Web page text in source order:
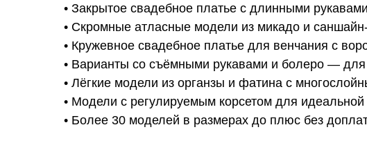
• Закрытое свадебное платье с длинными
• Скромные атласные модели из микадо и
• Кружевное свадебное платье для венчания с
• Варианты со съёмными рукавами и болеро —
• Лёгкие модели из органзы и фатина с
• Модели с регулируемым корсетом для
• Более 30 моделей в размерах до плюс без